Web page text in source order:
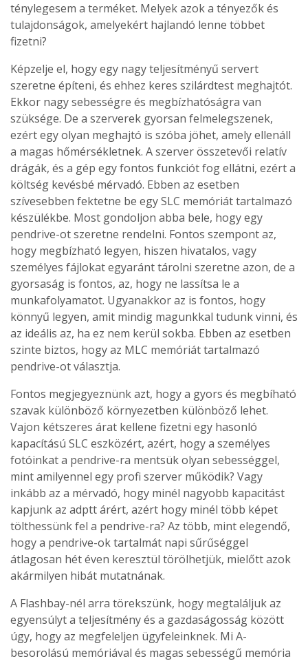
ténylegesem a terméket. Melyek azok a tényezők és
tulajdonságok, amelyekért hajlandó lenne többet
fizetni?
Képzelje el, hogy egy nagy teljesítményű servert
szeretne építeni, és ehhez keres szilárdtest meghajtót.
Ekkor nagy sebességre és megbízhatóságra van
szüksége. De a szerverek gyorsan felmelegszenek,
ezért egy olyan meghajtó is szóba jöhet, amely ellenáll
a magas hőmérsékletnek. A szerver összetevői relatív
drágák, és a gép egy fontos funkciót fog ellátni, ezért a
költség kevésbé mérvadó. Ebben az esetben
szívesebben fektetne be egy SLC memóriát tartalmazó
készülékbe. Most gondoljon abba bele, hogy egy
pendrive-ot szeretne rendelni. Fontos szempont az,
hogy megbízható legyen, hiszen hivatalos, vagy
személyes fájlokat egyaránt tárolni szeretne azon, de a
gyorsaság is fontos, az, hogy ne lassítsa le a
munkafolyamatot. Ugyanakkor az is fontos, hogy
könnyű legyen, amit mindig magunkkal tudunk vinni, és
az ideális az, ha ez nem kerül sokba. Ebben az esetben
szinte biztos, hogy az MLC memóriát tartalmazó
pendrive-ot választja.
Fontos megjegyeznünk azt, hogy a gyors és megbíható
szavak különböző környezetben különböző lehet.
Vajon kétszeres árat kellene fizetni egy hasonló
kapacítású SLC eszközért, azért, hogy a személyes
fotóinkat a pendrive-ra mentsük olyan sebességgel,
mint amilyennel egy profi szerver működik? Vagy
inkább az a mérvadó, hogy minél nagyobb kapacitást
kapjunk az adptt árért, azért hogy minél több képet
tölthessünk fel a pendrive-ra? Az több, mint elegendő,
hogy a pendrive-ok tartalmát napi sűrűséggel
átlagosan hét éven keresztül törölhetjük, mielőtt azok
akármilyen hibát mutatnának.
A Flashbay-nél arra törekszünk, hogy megtaláljuk az
egyensúlyt a teljesítmény és a gazdaságosság között
úgy, hogy az megfeleljen ügyfeleinknek. Mi A-
besorolású memóriával és magas sebességű memória